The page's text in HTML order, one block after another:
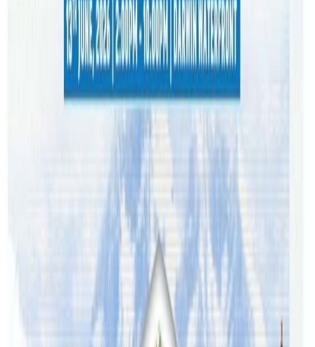
पत्रिकाका अनुसार सैन्य र रक्षा सम्बन्धि कर्मचारीलाई टिकटक
चलाउन प्रतिबन्ध लागिसकेको छ ।
साईबर चुनौती बढेको भन्दै अष्ट्रेलियाले गत साता आफ्नो साईबर
सुरक्षालाई थप बलियो बनाउन १।३५ बिलियन डलर छुट्याएको छ । यो
बजेट रक्षा २ सय ७० बिलियन डलरको रक्षा बजेटकै एक हिस्सा हो ।
यस वेवसाइटमा प्रकाशित समाचार, विचार र लेखबारे तपाईंको कुनै
पठाउनुहोला । तपाईंको सहयोगले हामीलाई निष्पक्ष र तटस्थ पत्रकारिता गर्न
info@nepaltube.com.au
प्रतिक्रिया दिनुहोस
टिप्पणीहरू लोड हुँदैछ…